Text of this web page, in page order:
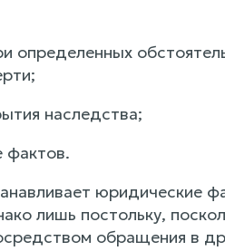
наследства;
фактов.
юридические
лишь постольку,
обращения в